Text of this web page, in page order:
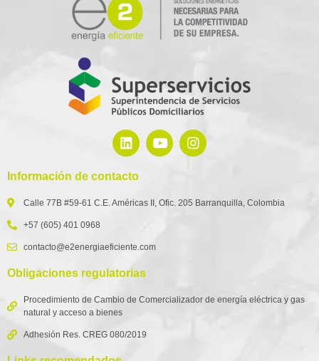
Información de contacto
Calle 77B #59-61 C.E. Américas II, Ofic. 205 Barranquilla, Colombia
+57 (605) 401 0968
contacto@e2energiaeficiente.com
Obligaciones regulatorias
Procedimiento de Cambio de Comercializador de energía eléctrica y gas
natural y acceso a bienes
Adhesión Res. CREG 080/2019